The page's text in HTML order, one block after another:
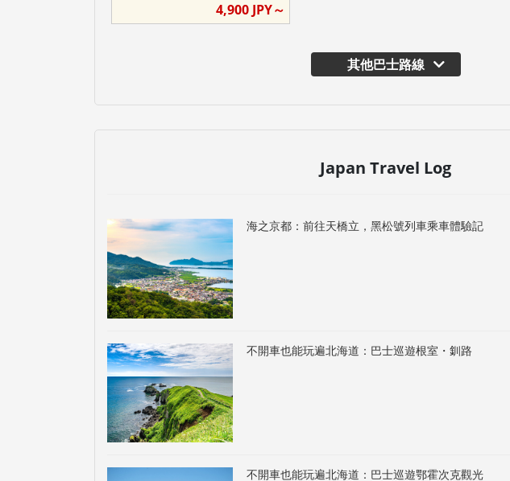
4,900 JPY～
其他巴士路線
Japan Travel Log
海之京都：前往天橋立，黑松號列車乘車體驗記
不開車也能玩遍北海道：巴士巡遊根室・釧路
不開車也能玩遍北海道：巴士巡遊鄂霍次克觀光